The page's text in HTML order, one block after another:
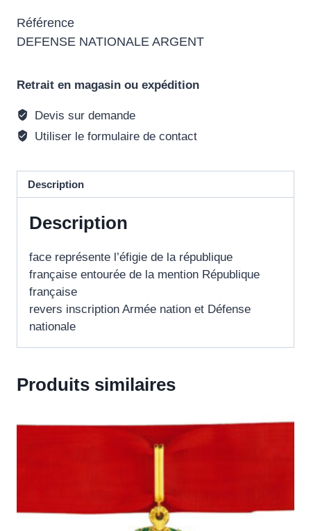
Référence
DEFENSE NATIONALE ARGENT
Retrait en magasin ou expédition
Devis sur demande
Utiliser le formulaire de contact
Description
Description
face représente l’éfigie de la république
française entourée de la mention République
française
revers inscription Armée nation et Défense
nationale
Produits similaires